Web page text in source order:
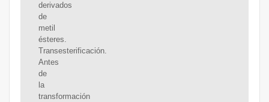
derivados
de
metil
ésteres.
Transesterificación.
Antes
de
la
transformación